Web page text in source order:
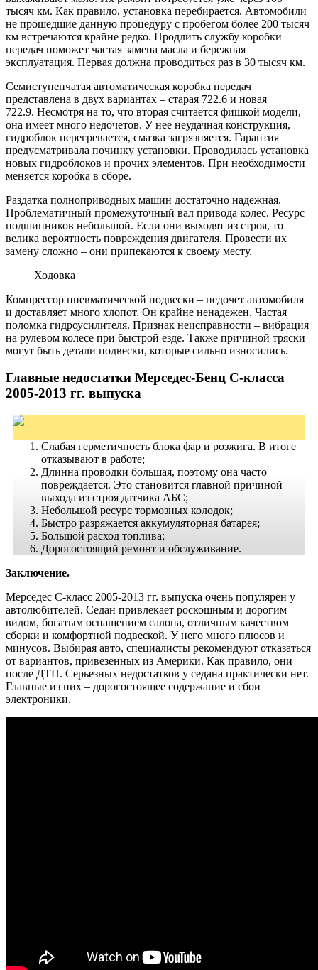
тысяч км. Как правило, установка перебирается. Автомобили
не прошедшие данную процедуру с пробегом более 200 тысяч
км встречаются крайне редко. Продлить службу коробки
передач поможет частая замена масла и бережная
эксплуатация. Первая должна проводиться раз в 30 тысяч км.
Семиступенчатая автоматическая коробка передач
представлена в двух вариантах – старая 722.6 и новая
722.9. Несмотря на то, что вторая считается фишкой модели,
она имеет много недочетов. У нее неудачная конструкция,
гидроблок перегревается, смазка загрязняется. Гарантия
предусматривала починку установки. Проводилась установка
новых гидроблоков и прочих элементов. При необходимости
меняется коробка в сборе.
Раздатка полноприводных машин достаточно надежная.
Проблематичный промежуточный вал привода колес. Ресурс
подшипников небольшой. Если они выходят из строя, то
велика вероятность повреждения двигателя. Провести их
замену сложно – они припекаются к своему месту.
Ходовка
Компрессор пневматической подвески – недочет автомобиля
и доставляет много хлопот. Он крайне ненадежен. Частая
поломка гидроусилителя. Признак неисправности – вибрация
на рулевом колесе при быстрой езде. Также причиной тряски
могут быть детали подвески, которые сильно износились.
Главные недостатки Мерседес-Бенц С-класса
2005-2013 гг. выпуска
Слабая герметичность блока фар и розжига. В итоге
отказывают в работе;
Длинна проводки большая, поэтому она часто
повреждается. Это становится главной причиной
выхода из строя датчика АБС;
Небольшой ресурс тормозных колодок;
Быстро разряжается аккумуляторная батарея;
Большой расход топлива;
Дорогостоящий ремонт и обслуживание.
Заключение.
Мерседес С-класс 2005-2013 гг. выпуска очень популярен у
автолюбителей. Седан привлекает роскошным и дорогим
видом, богатым оснащением салона, отличным качеством
сборки и комфортной подвеской. У него много плюсов и
минусов. Выбирая авто, специалисты рекомендуют отказаться
от вариантов, привезенных из Америки. Как правило, они
после ДТП. Серьезных недостатков у седана практически нет.
Главные из них – дорогостоящее содержание и сбои
электроники.